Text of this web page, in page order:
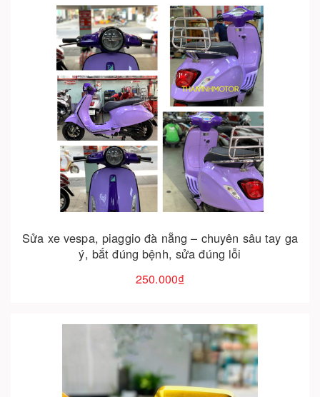
Sửa xe vespa, piaggio đà nẵng – chuyên sâu tay ga
ý, bắt đúng bệnh, sửa đúng lỗi
250.000₫
Cho vào giỏ hàng